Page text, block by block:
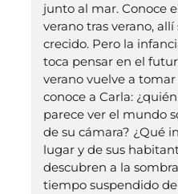
junto al mar. Conoce
verano tras verano,
crecido. Pero la
toca pensar en el
verano vuelve a
conoce a Carla:
parece ver el mundo
de su cámara? ¿Qué
lugar y de sus
descubren a la
tiempo suspendido